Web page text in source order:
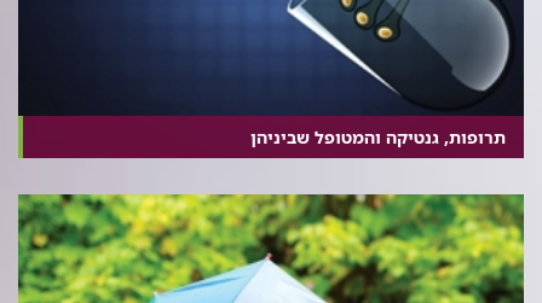
תרופות, גנטיקה והמטופל שביניהן